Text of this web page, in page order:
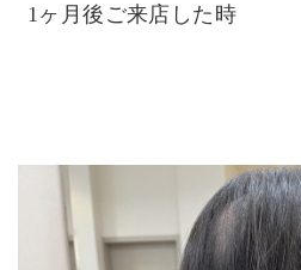
1ヶ月後ご来店した時